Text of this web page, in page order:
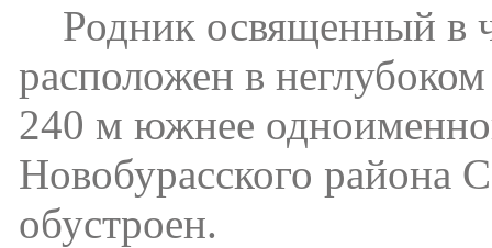
Родник освященный в
расположен в
240 м южнее
Новобурасского района
обустроен.